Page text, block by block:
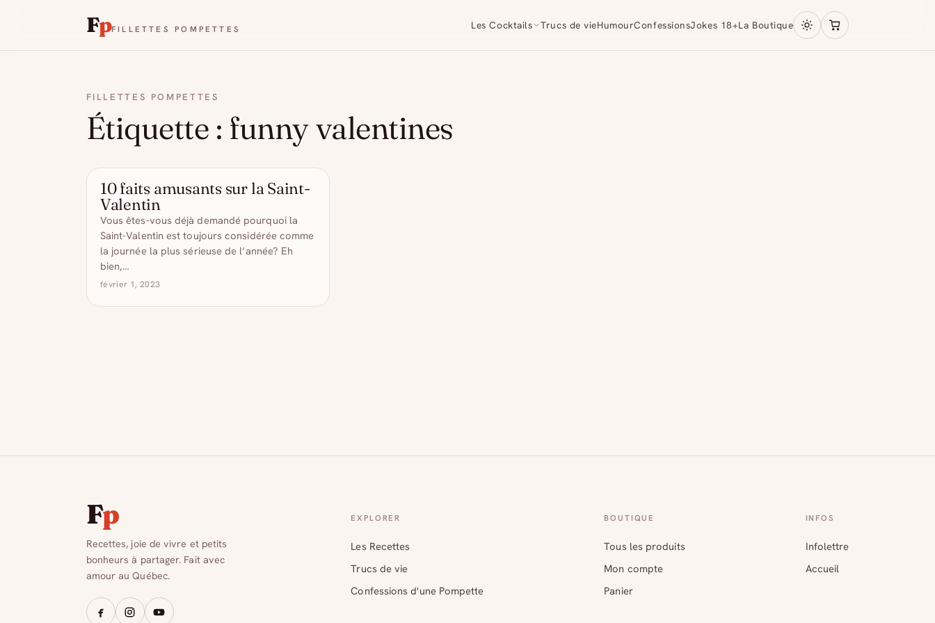
FpFILLETTES POMPETTES Les Cocktails Trucs de vieHumourConfessionsJokes 18+La Boutique
FILLETTES POMPETTES
Étiquette : funny valentines
ARTICLES
10 faits amusants sur la Saint-
Valentin
Vous êtes-vous déjà demandé pourquoi la
Saint-Valentin est toujours considérée comme
la journée la plus sérieuse de l’année? Eh
bien,…
février 1, 2023
Fp
Recettes, joie de vivre et petits
bonheurs à partager. Fait avec
amour au Québec.
EXPLORER
Les Recettes
Trucs de vie
Confessions d'une Pompette
BOUTIQUE
Tous les produits
Mon compte
Panier
INFOS
Infolettre
Accueil